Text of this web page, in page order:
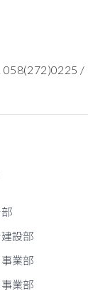
058(272)0225 /
設部
業部
業部